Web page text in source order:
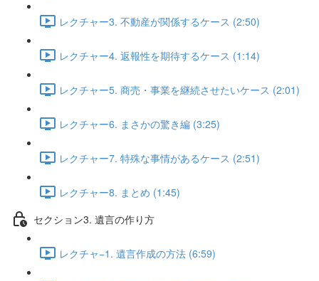
レクチャー3. 不動産が関係するケース (2:50)
レクチャー4. 返報性を期待するケース (1:14)
レクチャー5. 商売・事業を継続させたいケース (2:01)
レクチャー6. まさかの驚き編 (3:25)
レクチャー7. 特殊な事情があるケース (2:51)
レクチャー8. まとめ (1:45)
セクション3. 遺言の作り方
レクチャ−1. 遺言作成の方法 (6:59)